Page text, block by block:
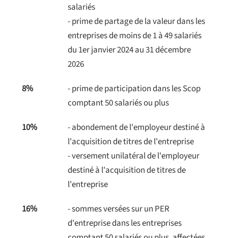
salariés
- prime de partage de la valeur dans les
entreprises de moins de 1 à 49 salariés
du 1er janvier 2024 au 31 décembre
2026
8%
- prime de participation dans les Scop
comptant 50 salariés ou plus
10%
- abondement de l'employeur destiné à
l'acquisition de titres de l'entreprise
- versement unilatéral de l'employeur
destiné à l'acquisition de titres de
l'entreprise
16%
- sommes versées sur un PER
d'entreprise dans les entreprises